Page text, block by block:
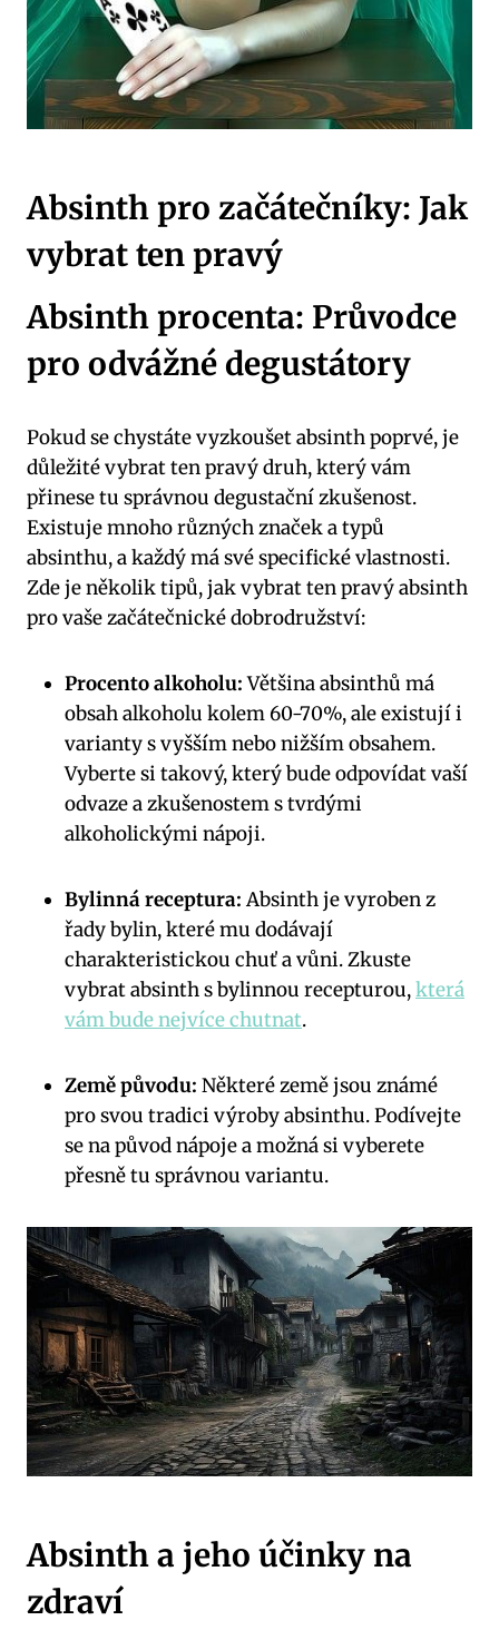
Absinth⁢ pro začátečníky: Jak
vybrat ten ⁤pravý
Absinth procenta:‌ Průvodce
pro ⁢odvážné degustátory
Pokud se chystáte vyzkoušet absinth ⁢poprvé, ‌je
důležité vybrat ten pravý druh, který vám
přinese⁣ tu správnou degustační zkušenost.
Existuje mnoho různých značek a ⁣typů
‍absinthu, a každý má své specifické vlastnosti.
Zde⁢ je​ několik tipů, jak vybrat ten pravý absinth
pro vaše začátečnické dobrodružství:
Procento ​alkoholu:Většina absinthů má
obsah alkoholu kolem 60-70%, ale existují i
varianty s vyšším nebo‌ nižším obsahem.
Vyberte si takový, který bude odpovídat vaší ​
odvaze a zkušenostem s tvrdými
alkoholickými nápoji.
Bylinná receptura: Absinth je⁤ vyroben⁣ z
řady bylin, které mu dodávají
charakteristickou chuť a vůni. Zkuste
vybrat absinth s bylinnou recepturou,která
vám bude nejvíce chutnat.
Země původu: Některé země ⁣jsou‍ známé
pro svou tradici výroby absinthu. Podívejte
se na původ nápoje ‌a možná si vyberete
přesně tu správnou variantu.
Absinth a jeho účinky na
‍zdraví